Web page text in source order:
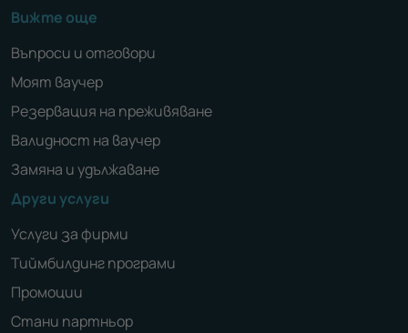
Вижте още
Въпроси и отговори
Моят ваучер
Резервация на преживяване
Валидност на ваучер
Замяна и удължаване
Други услуги
Услуги за фирми
Тиймбилдинг програми
Промоции
Стани партньор